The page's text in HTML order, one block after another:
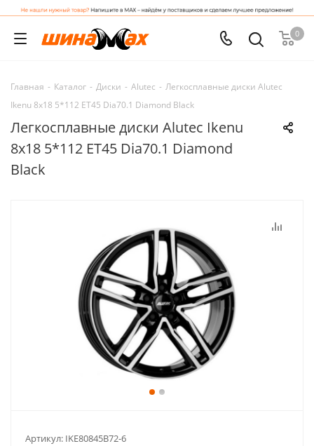
0
Главная - Каталог - Диски - Alutec - Легкосплавные диски Alutec
Ikenu 8x18 5*112 ET45 Dia70.1 Diamond Black
Легкосплавные диски Alutec Ikenu
8x18 5*112 ET45 Dia70.1 Diamond
Black
Артикул: IKE80845B72-6